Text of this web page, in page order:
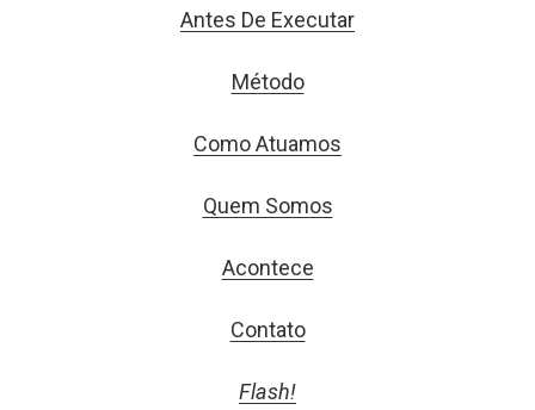
Antes De Executar
Método
Como Atuamos
Quem Somos
Acontece
Contato
Flash!